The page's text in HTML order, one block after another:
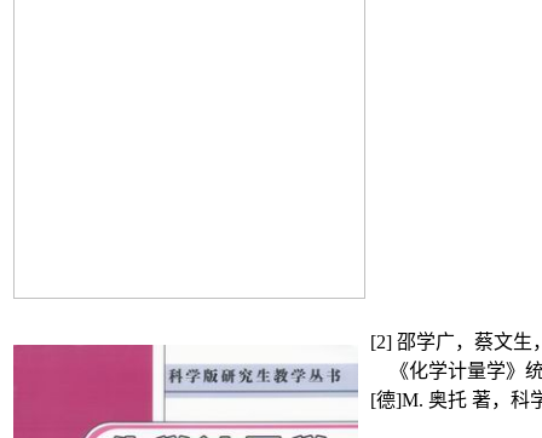
[2] 邵学广，蔡文生
《化学计量学》
[德]M. 奥托 著，科